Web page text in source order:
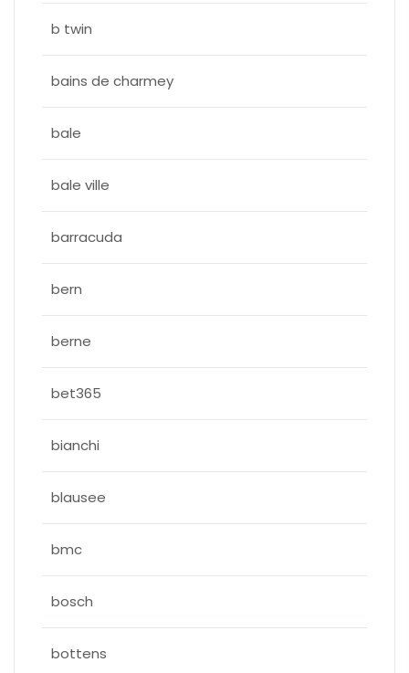
b twin
bains de charmey
bale
bale ville
barracuda
bern
berne
bet365
bianchi
blausee
bmc
bosch
bottens